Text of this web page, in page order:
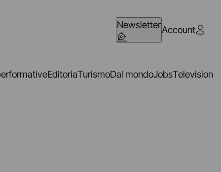
NewsletterAccount
EditoriaTurismoDal mondoJobsTelevision